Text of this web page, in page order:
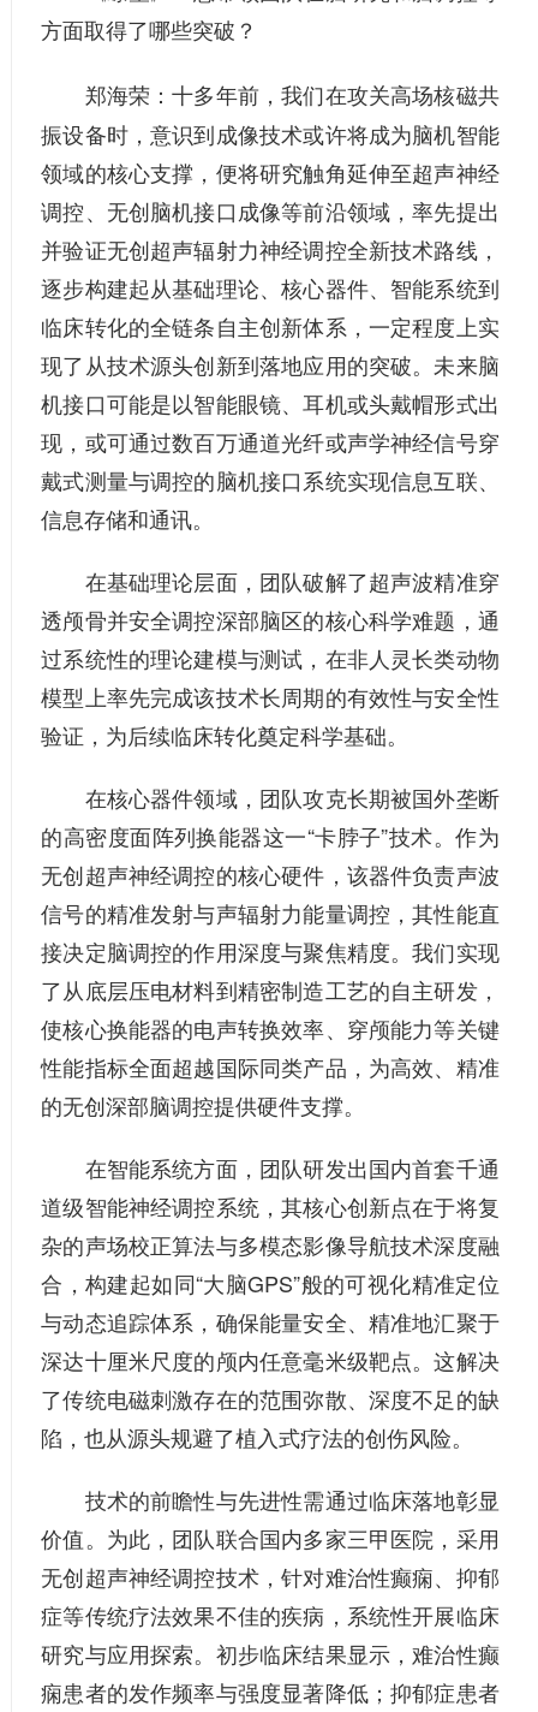
方面取得了哪些突破？
郑海荣：十多年前，我们在攻关高场核磁共
振设备时，意识到成像技术或许将成为脑机智能
领域的核心支撑，便将研究触角延伸至超声神经
调控、无创脑机接口成像等前沿领域，率先提出
并验证无创超声辐射力神经调控全新技术路线，
逐步构建起从基础理论、核心器件、智能系统到
临床转化的全链条自主创新体系，一定程度上实
现了从技术源头创新到落地应用的突破。未来脑
机接口可能是以智能眼镜、耳机或头戴帽形式出
现，或可通过数百万通道光纤或声学神经信号穿
戴式测量与调控的脑机接口系统实现信息互联、
信息存储和通讯。
在基础理论层面，团队破解了超声波精准穿
透颅骨并安全调控深部脑区的核心科学难题，通
过系统性的理论建模与测试，在非人灵长类动物
模型上率先完成该技术长周期的有效性与安全性
验证，为后续临床转化奠定科学基础。
在核心器件领域，团队攻克长期被国外垄断
的高密度面阵列换能器这一“卡脖子”技术。作为
无创超声神经调控的核心硬件，该器件负责声波
信号的精准发射与声辐射力能量调控，其性能直
接决定脑调控的作用深度与聚焦精度。我们实现
了从底层压电材料到精密制造工艺的自主研发，
使核心换能器的电声转换效率、穿颅能力等关键
性能指标全面超越国际同类产品，为高效、精准
的无创深部脑调控提供硬件支撑。
在智能系统方面，团队研发出国内首套千通
道级智能神经调控系统，其核心创新点在于将复
杂的声场校正算法与多模态影像导航技术深度融
合，构建起如同“大脑GPS”般的可视化精准定位
与动态追踪体系，确保能量安全、精准地汇聚于
深达十厘米尺度的颅内任意毫米级靶点。这解决
了传统电磁刺激存在的范围弥散、深度不足的缺
陷，也从源头规避了植入式疗法的创伤风险。
技术的前瞻性与先进性需通过临床落地彰显
价值。为此，团队联合国内多家三甲医院，采用
无创超声神经调控技术，针对难治性癫痫、抑郁
症等传统疗法效果不佳的疾病，系统性开展临床
研究与应用探索。初步临床结果显示，难治性癫
痫患者的发作频率与强度显著降低；抑郁症患者